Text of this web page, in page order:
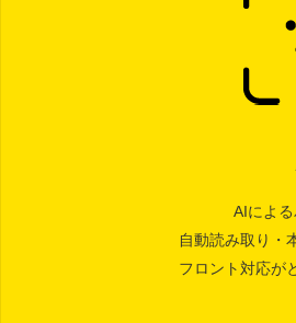
AIによ
自動読み取り・
フロント対応が